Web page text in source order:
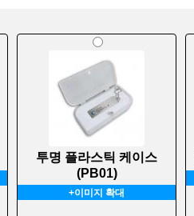
투명 플라스틱 케이스
(PB01)
+이미지 확대